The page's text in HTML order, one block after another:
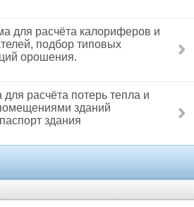
для расчёта калориферов и
подбор типовых
орошения.
расчёта потерь тепла и
зданий
здания